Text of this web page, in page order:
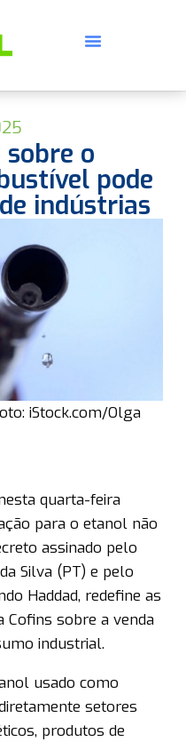
o
pode
indústrias
iStock.com/Olga
quarta-feira
para o etanol não
assinado pelo
Silva (PT) e pelo
Haddad, redefine as
Cofins sobre a venda
industrial.
usado como
setores
produtos de